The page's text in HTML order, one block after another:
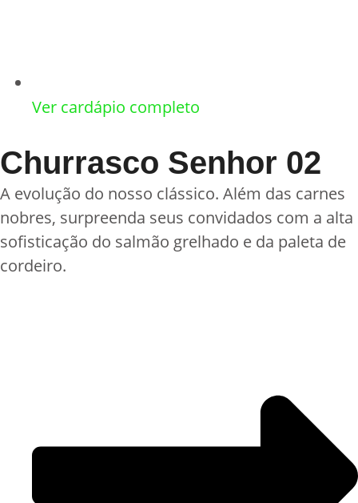
Ver cardápio completo
Churrasco Senhor 02
A evolução do nosso clássico. Além das carnes
nobres, surpreenda seus convidados com a alta
sofisticação do salmão grelhado e da paleta de
cordeiro.